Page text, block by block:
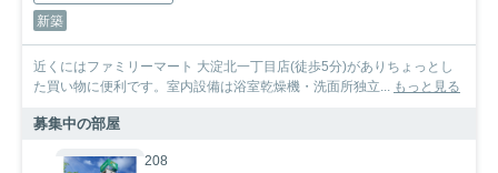
新築
近くにはファミリーマート 大淀北一丁目店(徒歩5分)がありちょっとし
た買い物に便利です。室内設備は浴室乾燥機・洗面所独立... もっと見る
募集中の部屋
208